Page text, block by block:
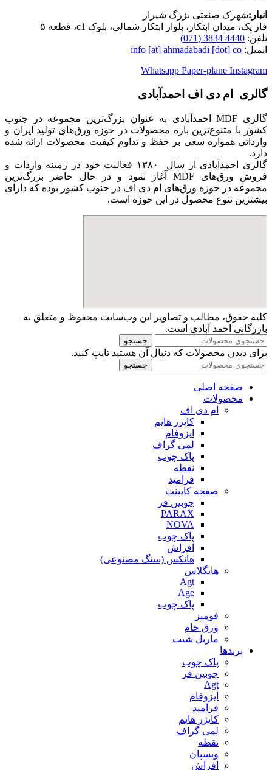
انبار:شهرک صنعتی بزرگ شیراز
فاز یک، میدان ابتکار، بلوار ابتکار شمالی، بلوک c1، قطعه ۵
تلفن: 4440 3834 (071)
ایمیل: info [at] ahmadabadi [dot] co
Whatsapp Paper-plane Instagram
گالری ام دی اف احمدآبادی
گالری MDF احمدآبادی به عنوان بزرگ‌ترین مجموعه در جنوب
کشور با متنوع‌ترین بازه محصولات در حوزه ورق‌های تولید ایران و
وارداتی همواره سعی بر حفظ و تداوم کیفیت محصولات ارائه شده
دارد.
گالری احمدآبادی از سال ۱۳۸۰ فعالیت خود در زمینه واردات و
فروش ورق‌های MDF‌ آغاز نمود و در حال حاضر بزرگ‌ترین
مجموعه در حوزه ورق‌های ام دی اف ‌در جنوب کشور بوده که دارای
بیشترین تنوع محصول در این حوزه است.
کلیه حقوق، مطالب و تصاویر این وب‌سایت محفوظ و متعلق به
بازرگانی احمد آبادی است.
جستجو
برای دیدن محصولات که دنبال آن هستید تایپ کنید.
جستجو
صفحه اصلی
محصولات
ام دی اف
کایزر هایم
ایزوفام
لمی گراف
پاک چوب
نقطه
فرامید
صفحه کابینت
چوبین فر
PARAX
NOVA
پاک چوب
افراش
هانکس (سنگ مصنوعی)
هایگلاس
Agt
Age
پاک چوب
فومیز
ورق خام
ماربل شیت
برندها
پاک چوب
چوبین فر
Agt
ایزوفام
فرامید
کایزر هایم
لمی گراف
نقطه
ویسپان
افراش